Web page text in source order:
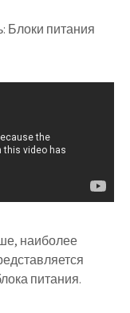
Блоки питания
наиболее
питания.